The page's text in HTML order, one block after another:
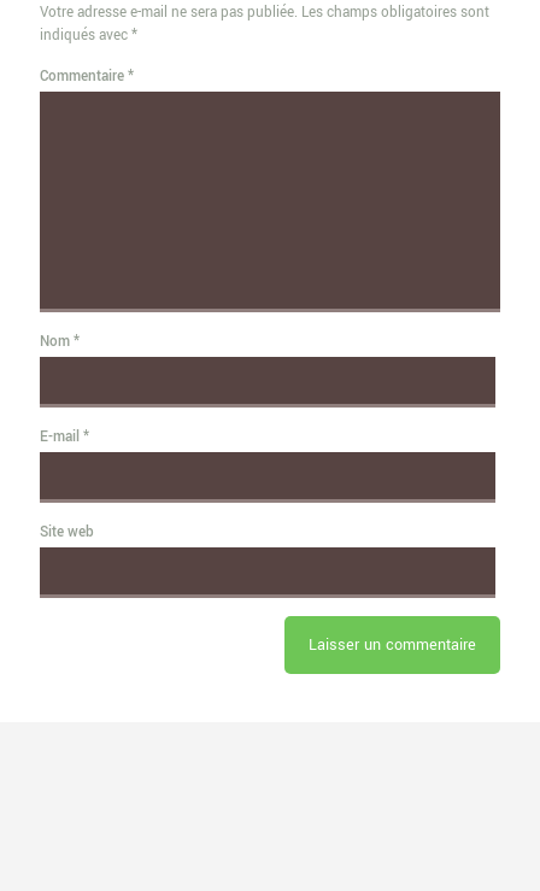
Votre adresse e-mail ne sera pas publiée. Les champs obligatoires sont
indiqués avec*
Commentaire*
Nom*
E-mail *
Site web